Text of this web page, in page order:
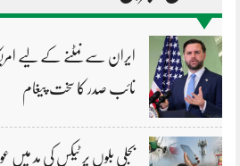
ایران سے نمٹنے کے لیے
نائب صدر کا سخت پیغام